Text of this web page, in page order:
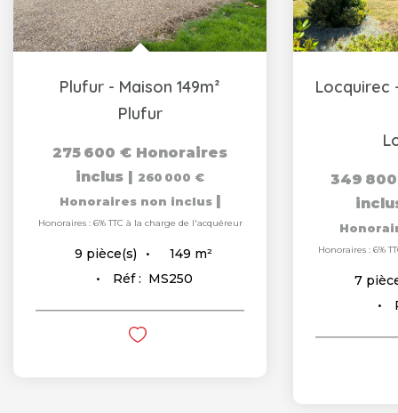
Plufur - Maison 149m²
Plufur
275 600 € Honoraires
inclus | 260 000 €
Honoraires non inclus |
Honoraires : 6% TTC à la charge de l'acquéreur
9 pièce(s) 149 m²
Réf : MS250
349
Honoraires : 6%
7